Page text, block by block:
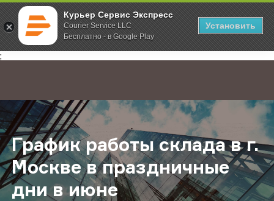
Курьер Сервис Экспресс
Courier Service LLC
Бесплатно - в Google Play
Установить
;
Главная О компании Новости График работы склада в г.
График работы склада в г.
Москве в праздничные
дни в июне